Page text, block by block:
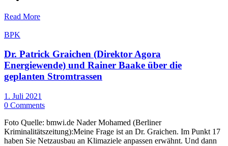
Read More
BPK
Dr. Patrick Graichen (Direktor Agora
Energiewende) und Rainer Baake über die
geplanten Stromtrassen
1. Juli 2021
0 Comments
Foto Quelle: bmwi.de Nader Mohamed (Berliner
Kriminalitätszeitung):Meine Frage ist an Dr. Graichen. Im Punkt 17
haben Sie Netzausbau an Klimaziele anpassen erwähnt. Und dann